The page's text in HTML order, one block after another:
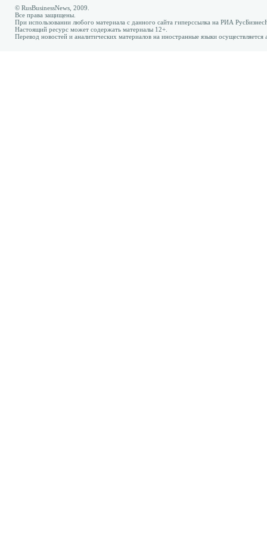
© RusBusinessNews, 2009.
Все права защищены.
При использовании любого материала с данного сайта гиперссылка на РИА
Настоящий ресурс может содержать материалы 12+.
Перевод новостей и аналитических материалов на иностранные языки осуществляется